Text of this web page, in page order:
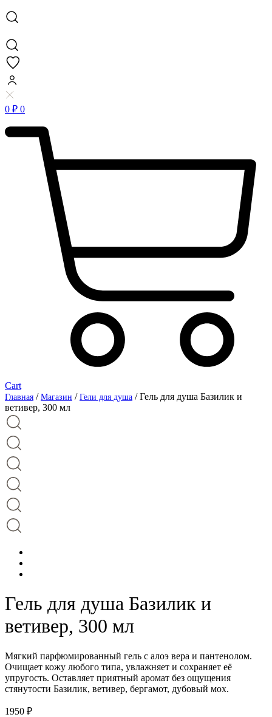
0 ₽ 0
Cart
Главная / Магазин / Гели для душа / Гель для душа Базилик и
ветивер, 300 мл
Гель для душа Базилик и
ветивер, 300 мл
Мягкий парфюмированный гель с алоэ вера и пантенолом.
Очищает кожу любого типа, увлажняет и сохраняет её
упругость. Оставляет приятный аромат без ощущения
стянутости Базилик, ветивер, бергамот, дубовый мох.
1950 ₽